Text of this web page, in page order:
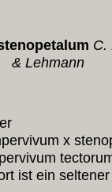
C.
& Lehmann
x
ist ein